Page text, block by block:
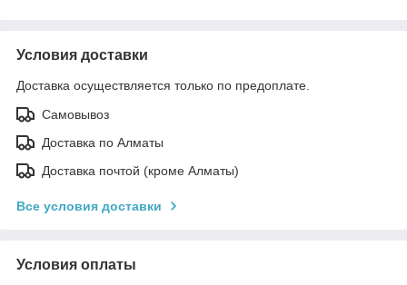
Условия доставки
Доставка осуществляется только по предоплате.
Самовывоз
Доставка по Алматы
Доставка почтой (кроме Алматы)
Все условия доставки
Условия оплаты